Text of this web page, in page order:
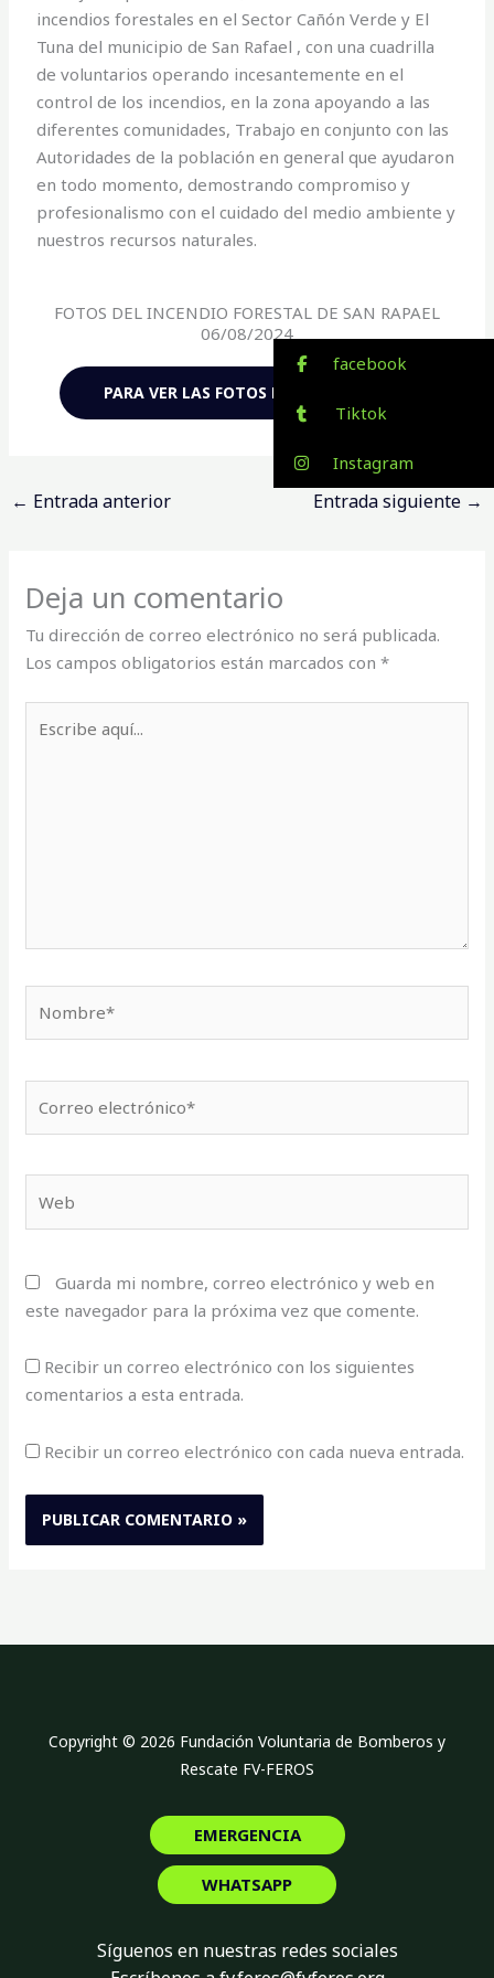
incendios forestales en el Sector Cañón Verde y El
Tuna del municipio de San Rafael , con una cuadrilla
de voluntarios operando incesantemente en el
control de los incendios, en la zona apoyando a las
diferentes comunidades, Trabajo en conjunto con las
Autoridades de la población en general que ayudaron
en todo momento, demostrando compromiso y
profesionalismo con el cuidado del medio ambiente y
nuestros recursos naturales.
FOTOS DEL INCENDIO FORESTAL DE SAN RAPAEL
06/08/2024
PARA VER LAS FOTOS HAZ CLIC AQUÍ
← Entrada anterior Entrada siguiente →
Deja un comentario
Tu dirección de correo electrónico no será publicada.
Los campos obligatorios están marcados con*
aquí...
electrónico*
Guarda mi nombre, correo electrónico y web en
este navegador para la próxima vez que comente.
Recibir un correo electrónico con los siguientes
comentarios a esta entrada.
Recibir un correo electrónico con cada nueva entrada.
Copyright © 2026 Fundación Voluntaria de Bomberos y
Rescate FV-FEROS
EMERGENCIA
WHATSAPP
Síguenos en nuestras redes sociales
facebook
Tiktok
Instagram